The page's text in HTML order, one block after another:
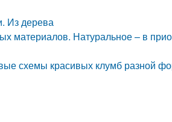
Из дерева
материалов. Натуральное – в
схемы красивых клумб разной